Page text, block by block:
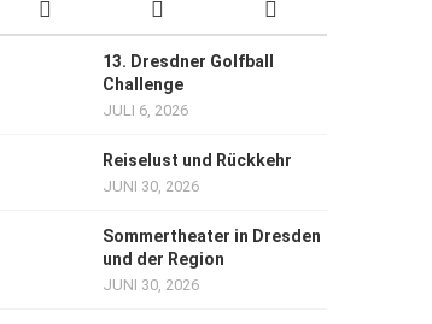
13. Dresdner Golfball
Challenge
JULI 6, 2026
Reiselust und Rückkehr
JUNI 30, 2026
Sommertheater in Dresden
und der Region
JUNI 30, 2026